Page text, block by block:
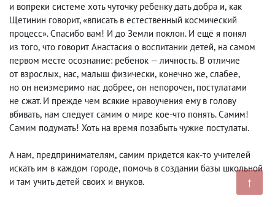
и вопреки системе хоть чуточку ребенку дать добра и, как
Щетинин говорит, «вписать в естественный космический
процесс». Спасибо вам! И до Земли поклон. И ещё я понял
из того, что говорит Анастасия о воспитании детей, на самом
первом месте осознание: ребенок — личность. В отличие
от взрослых, нас, малыш физически, конечно же, слабее,
но он неизмеримо нас добрее, он непорочен, постулатами
не сжат. И прежде чем всякие нравоучения ему в голову
вбивать, нам следует самим о мире кое-что понять. Самим!
Самим подумать! Хоть на время позабыть чужие постулаты.
А нам, предпринимателям, самим придется как-то учителей
искать им в каждом городе, помочь в создании базы школьной
и там учить детей своих и внуков.
↑